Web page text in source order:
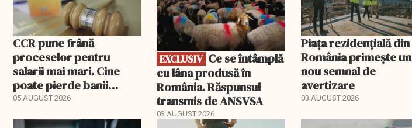
CCR pune frână
proceselor pentru
salarii mai mari. Cine
poate pierde banii
ceruți statului
05 AUGUST 2026
EXCLUSIV
cu lâna produsă în
România. Răspunsul
transmis de ANSVSA
03 AUGUST 2026
Piața rezidențială din
România primește un
nou semnal de
avertizare
03 AUGUST 2026